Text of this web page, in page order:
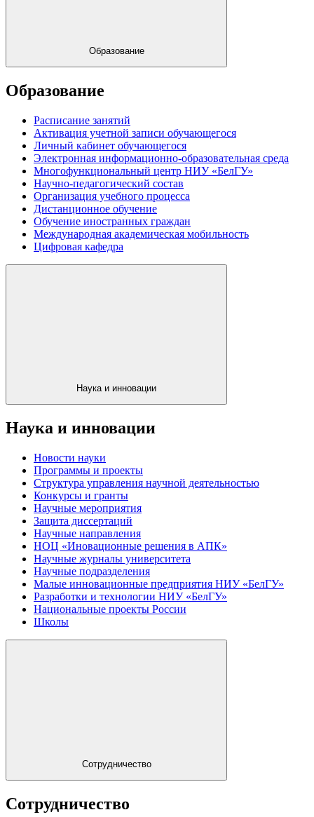
Образование
Образование
Расписание занятий
Активация учетной записи обучающегося
Личный кабинет обучающегося
Электронная информационно-образовательная среда
Многофункциональный центр НИУ «БелГУ»
Научно-педагогический состав
Организация учебного процесса
Дистанционное обучение
Обучение иностранных граждан
Международная академическая мобильность
Цифровая кафедра
Наука и инновации
Наука и инновации
Новости науки
Программы и проекты
Структура управления научной деятельностью
Конкурсы и гранты
Научные мероприятия
Защита диссертаций
Научные направления
НОЦ «Иновационные решения в АПК»
Научные журналы университета
Научные подразделения
Малые инновационные предприятия НИУ «БелГУ»
Разработки и технологии НИУ «БелГУ»
Национальные проекты России
Школы
Сотрудничество
Сотрудничество